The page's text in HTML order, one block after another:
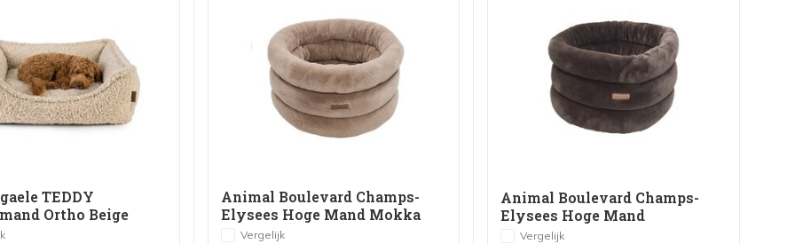
TEDDY
Ortho Beige
Animal Boulevard Champs-
Elysees Hoge Mand Mokka
Vergelijk
Animal Boulevard Champs-
Elysees Hoge Mand
Donkerbruin
Vergelijk